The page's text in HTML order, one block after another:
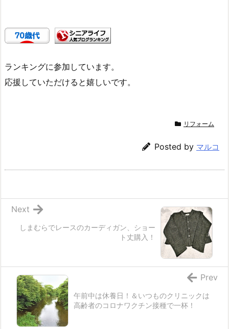
ランキングに参加しています。
応援していただけると嬉しいです。
リフォーム
Posted by マルコ
しまむらでレースのカーディガン、ショー
ト丈購入！
Next
午前中は休養日！＆いつものクリニックは
高齢者のコロナワクチン接種で一杯！
Prev